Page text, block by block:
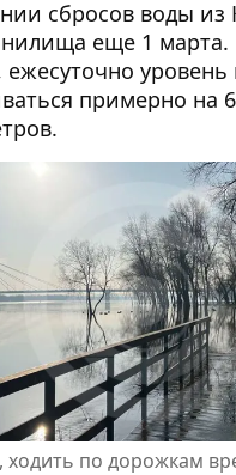
сбросов воды из
еще 1 марта.
уровень
примерно на 6
ходить по дорожкам